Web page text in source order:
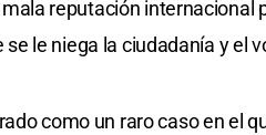
reputación internacional
se le niega la ciudadanía y el
como un raro caso en el